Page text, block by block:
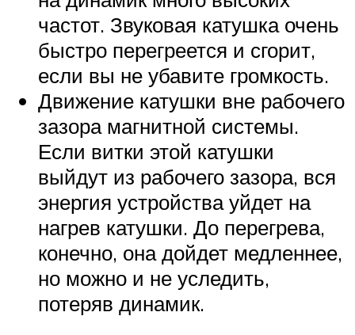
частот. Звуковая катушка очень
быстро перегреется и сгорит,
если вы не убавите громкость.
Движение катушки вне рабочего
зазора магнитной системы.
Если витки этой катушки
выйдут из рабочего зазора, вся
энергия устройства уйдет на
нагрев катушки. До перегрева,
конечно, она дойдет медленнее,
но можно и не уследить,
потеряв динамик.